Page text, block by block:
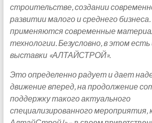
строительстве, создании
развитии малого и среднего
применяются современные
технологии. Безусловно, в этом есть
выставки «АЛТАЙСТРОЙ».
Это определенно радует и дает
движение вперед, на продолжение
поддержку такого актуального
специализированного мероприятия,